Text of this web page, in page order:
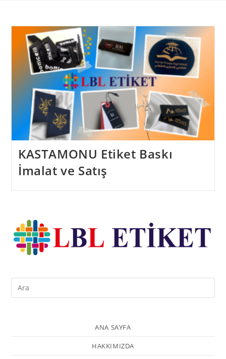
KASTAMONU Etiket Baskı
İmalat ve Satış
ANA SAYFA
HAKKIMIZDA